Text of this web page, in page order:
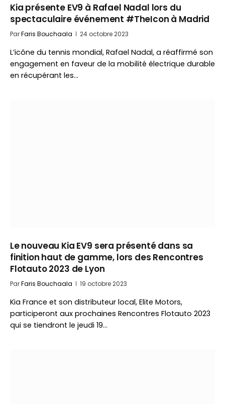
Kia présente EV9 à Rafael Nadal lors du
spectaculaire événement #TheIcon à Madrid
ParFaris Bouchaala 24 octobre 2023
L’icône du tennis mondial, Rafael Nadal, a réaffirmé son
engagement en faveur de la mobilité électrique durable
en récupérant les…
Le nouveau Kia EV9 sera présenté dans sa
finition haut de gamme, lors des Rencontres
Flotauto 2023 de Lyon
ParFaris Bouchaala 19 octobre 2023
Kia France et son distributeur local, Elite Motors,
participeront aux prochaines Rencontres Flotauto 2023
qui se tiendront le jeudi 19…